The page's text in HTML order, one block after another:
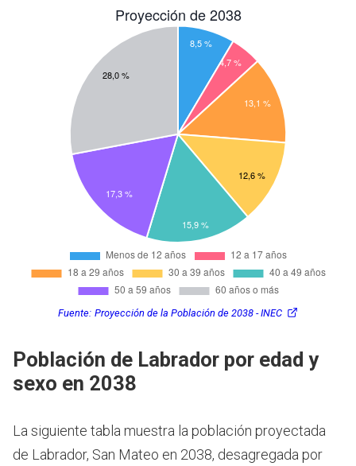
Fuente: Proyección de la Población de 2038 - INEC
Población de Labrador por edad y
sexo en 2038
La siguiente tabla muestra la población proyectada
de Labrador, San Mateo en 2038, desagregada por